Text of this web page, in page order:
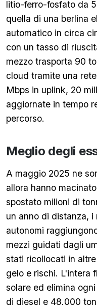
litio-ferro-fosfato da
quella di una berlina
automatico in circa
con un tasso di
mezzo trasporta 90
cloud tramite una
Mbps in uplink, 20
aggiornate in tempo
percorso.
Meglio degli
A maggio 2025 ne
allora hanno
spostato milioni di
un anno di distanza,
autonomi
mezzi guidati dagli
stati ricollocati in
gelo e rischi. L'intera
solare ed elimina
di diesel e 48.000